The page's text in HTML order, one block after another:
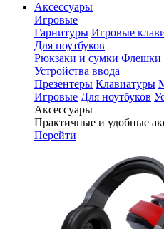
Аксессуары
Игровые
Гарнитуры Игровые
Для ноутбуков
Рюкзаки и сумки Флешки
Устройства ввода
Презентеры Клавиатуры
Игровые Для ноутбуков
Аксессуары
Практичные и удобные
Перейти